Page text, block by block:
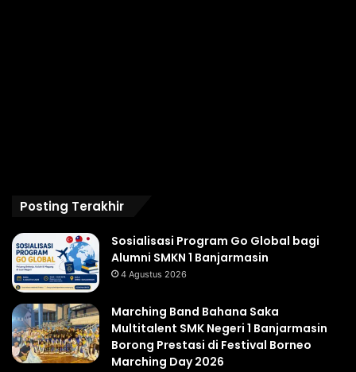
Posting Terakhir
Sosialisasi Program Go Global bagi
Alumni SMKN 1 Banjarmasin
4 Agustus 2026
Marching Band Bahana Saka
Multitalent SMK Negeri 1 Banjarmasin
Borong Prestasi di Festival Borneo
Marching Day 2026